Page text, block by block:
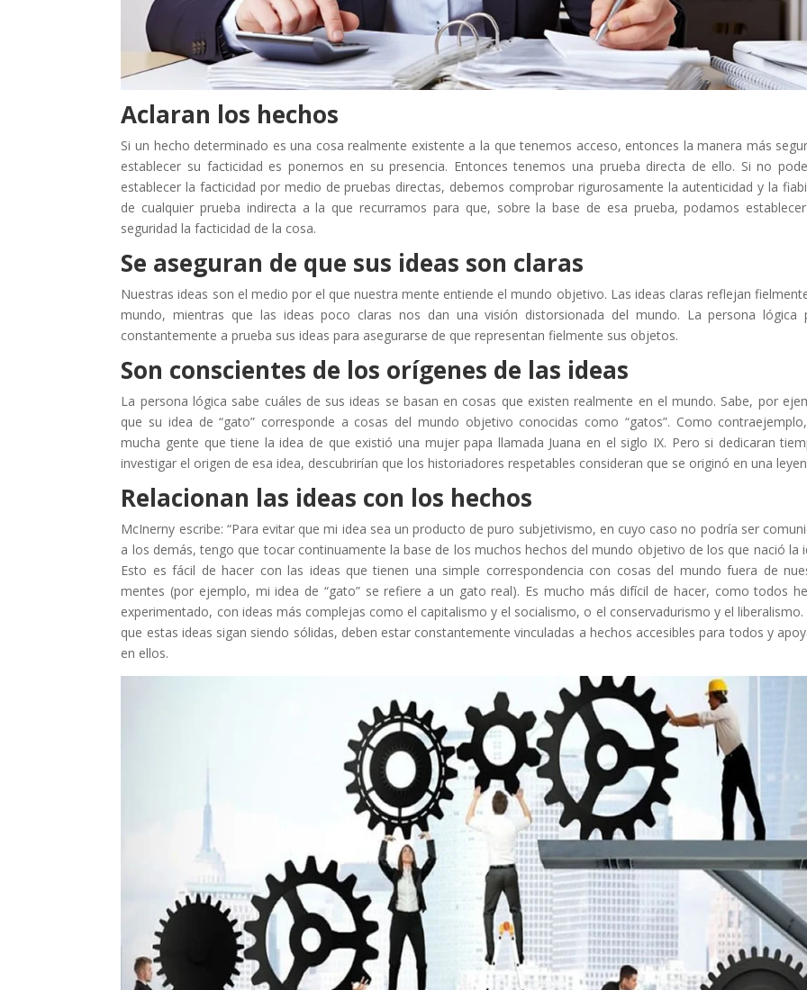
Aclaran los hechos
Si un hecho determinado es una cosa realmente existente a la que tenemos acceso, entonces la manera más
establecer su facticidad es ponernos en su presencia. Entonces tenemos una prueba directa de ello. Si no
establecer la facticidad por medio de pruebas directas, debemos comprobar rigurosamente la autenticidad y la
de cualquier prueba indirecta a la que recurramos para que, sobre la base de esa prueba, podamos
seguridad la facticidad de la cosa.
Se aseguran de que sus ideas son claras
Nuestras ideas son el medio por el que nuestra mente entiende el mundo objetivo. Las ideas claras reflejan
mundo, mientras que las ideas poco claras nos dan una visión distorsionada del mundo. La persona lógica
constantemente a prueba sus ideas para asegurarse de que representan fielmente sus objetos.
Son conscientes de los orígenes de las ideas
La persona lógica sabe cuáles de sus ideas se basan en cosas que existen realmente en el mundo. Sabe, por
que su idea de “gato” corresponde a cosas del mundo objetivo conocidas como “gatos”. Como
mucha gente que tiene la idea de que existió una mujer papa llamada Juana en el siglo IX. Pero si dedicaran
investigar el origen de esa idea, descubrirían que los historiadores respetables consideran que se originó en una
Relacionan las ideas con los hechos
McInerny escribe: “Para evitar que mi idea sea un producto de puro subjetivismo, en cuyo caso no podría ser
a los demás, tengo que tocar continuamente la base de los muchos hechos del mundo objetivo de los que nació la
Esto es fácil de hacer con las ideas que tienen una simple correspondencia con cosas del mundo fuera de
mentes (por ejemplo, mi idea de “gato” se refiere a un gato real). Es mucho más difícil de hacer, como todos
experimentado, con ideas más complejas como el capitalismo y el socialismo, o el conservadurismo y el liberalismo.
que estas ideas sigan siendo sólidas, deben estar constantemente vinculadas a hechos accesibles para todos y
en ellos.